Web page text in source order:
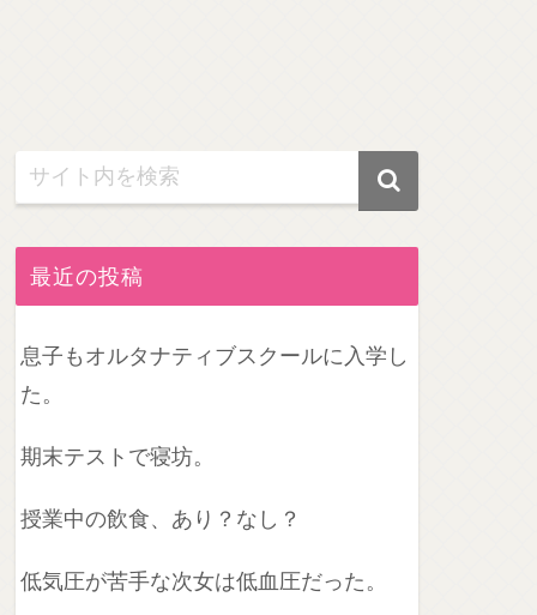
最近の投稿
息子もオルタナティブスクールに入学し
た。
期末テストで寝坊。
授業中の飲食、あり？なし？
低気圧が苦手な次女は低血圧だった。